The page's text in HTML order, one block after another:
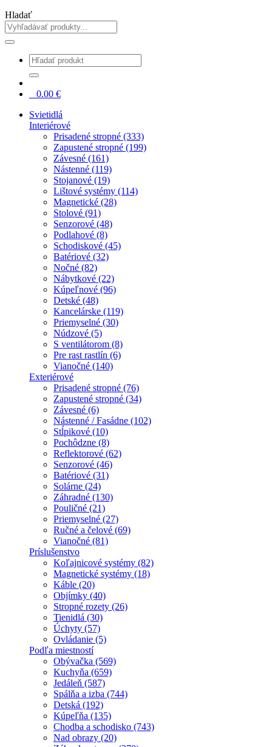
Hladať
0.00 €
Svietidlá
Interiérové
Prisadené stropné (333)
Zapustené stropné (199)
Závesné (161)
Nástenné (119)
Stojanové (19)
Lištové systémy (114)
Magnetické (28)
Stolové (91)
Senzorové (48)
Podlahové (8)
Schodiskové (45)
Batériové (32)
Nočné (82)
Nábytkové (22)
Kúpeľnové (96)
Detské (48)
Kancelárske (119)
Priemyselné (30)
Núdzové (5)
S ventilátorom (8)
Pre rast rastlín (6)
Vianočné (140)
Exteriérové
Prisadené stropné (76)
Zapustené stropné (34)
Závesné (6)
Nástenné / Fasádne (102)
Stĺpikové (10)
Pochôdzne (8)
Reflektorové (62)
Senzorové (46)
Batériové (31)
Solárne (24)
Záhradné (130)
Pouličné (21)
Priemyselné (27)
Ručné a čelové (69)
Vianočné (81)
Príslušenstvo
Koľajnicové systémy (82)
Magnetické systémy (18)
Káble (20)
Objímky (40)
Stropné rozety (26)
Tienidlá (30)
Úchyty (57)
Ovládanie (5)
Podľa miestností
Obývačka (569)
Kuchyňa (659)
Jedáleň (587)
Spálňa a izba (744)
Detská (192)
Kúpeľňa (135)
Chodba a schodisko (743)
Nad obrazy (20)